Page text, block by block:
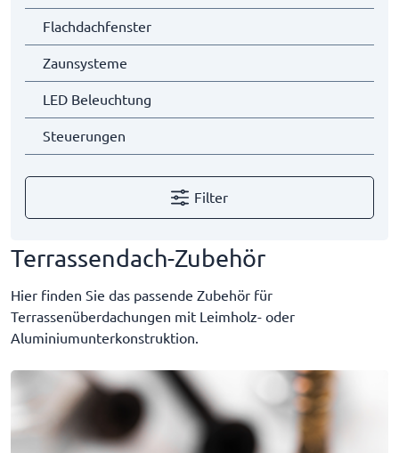
Flachdachfenster
Zaunsysteme
LED Beleuchtung
Steuerungen
Filter
Terrassendach-Zubehör
Hier finden Sie das passende Zubehör für
Terrassenüberdachungen mit Leimholz- oder
Aluminiumunterkonstruktion.